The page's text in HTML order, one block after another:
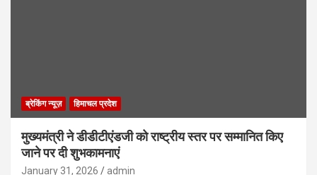
ब्रेकिंग न्यूज़ हिमाचल प्रदेश
मुख्यमंत्री ने डीडीटीएंडजी को राष्ट्रीय स्तर पर सम्मानित किए
जाने पर दी शुभकामनाएं
January 31, 2026 admin